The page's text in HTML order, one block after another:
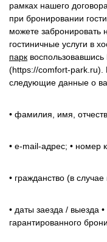
рамках нашего
при бронировании
можете
гостиничные услуги в
парк
(https://comfort-park.ru).
следующие данные о
• фамилия, имя,
• e-mail-адрес; • номер
• гражданство (в
• даты заезда / выезда
гарантированного